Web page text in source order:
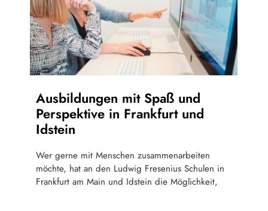
Ausbildungen mit Spaß und
Perspektive in Frankfurt und
Idstein
Wer gerne mit Menschen zusammenarbeiten
möchte, hat an den Ludwig Fresenius Schulen in
Frankfurt am Main und Idstein die Möglichkeit,